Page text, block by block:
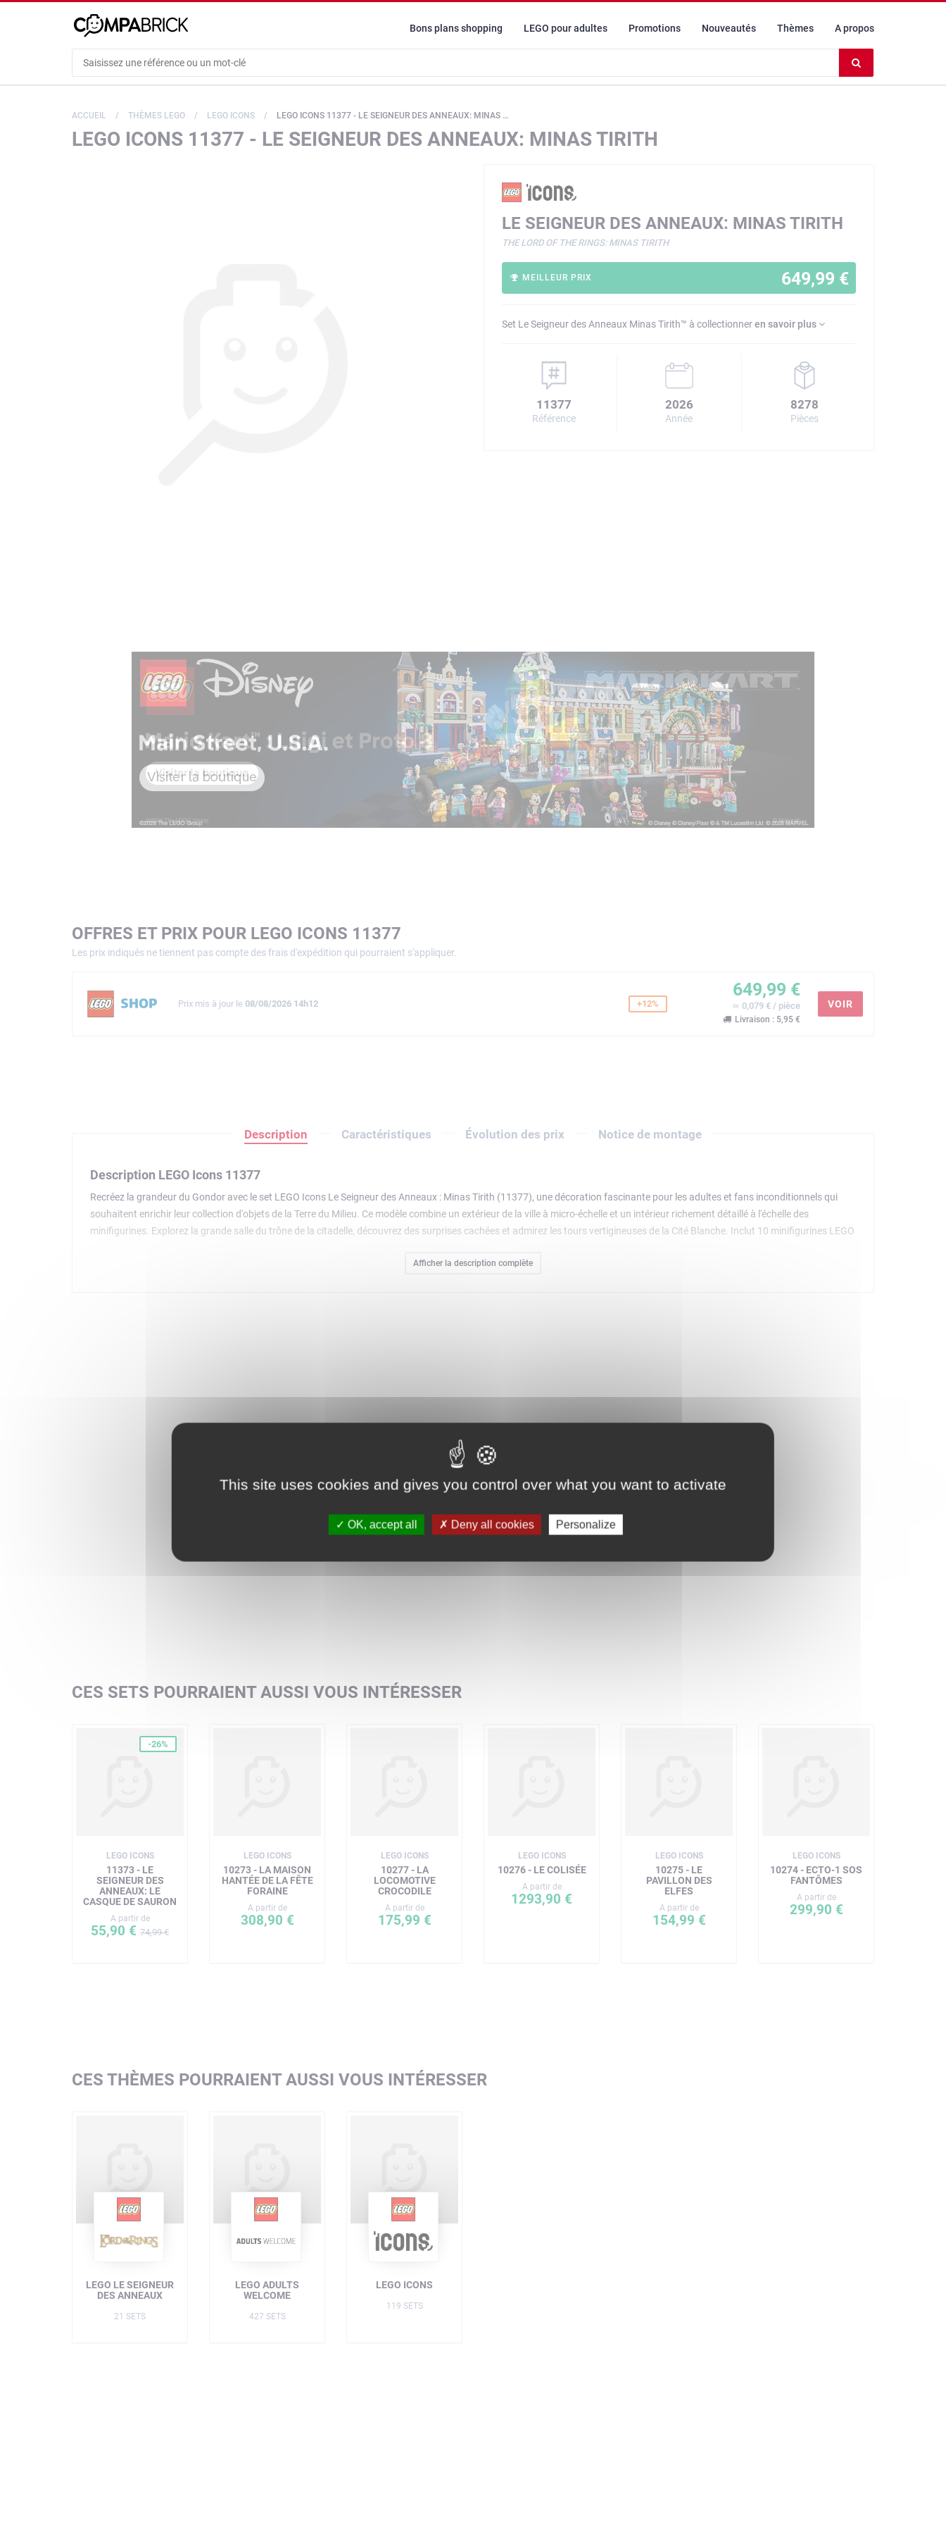
Bons plans shopping LEGO pour adultes Promotions Nouveautés Thèmes A propos
le
ACCUEIL THÈMES LEGO LEGO ICONS LEGO ICONS 11377 - LE SEIGNEUR DES ANNEAUX: MINAS TIRITH
LEGO ICONS 11377 - LE SEIGNEUR DES ANNEAUX: MINAS TIRITH
LE SEIGNEUR DES ANNEAUX: MINAS TIRITH
THE LORD OF THE RINGS: MINAS TIRITH
649,99 €
MEILLEUR PRIX
Set Le Seigneur des Anneaux Minas Tirith™ à collectionneren savoir plus
11377
Référence
2026
Année
8278
Pièces
OFFRES ET PRIX POUR LEGO ICONS 11377
Les prix indiqués ne tiennent pas compte des frais d'expédition qui pourraient s'appliquer.
Prix mis à jour le 08/08/2026 14h12 +12%
649,99 €
≃ 0,079 € / pièce
Livraison : 5,95 €
VOIR
Description Caractéristiques Évolution des prix Notice de montage
Description LEGO Icons 11377
Recréez la grandeur du Gondor avec le set LEGO Icons Le Seigneur des Anneaux : Minas Tirith (11377), une décoration fascinante pour les adultes et fans inconditionnels qui
souhaitent enrichir leur collection d'objets de la Terre du Milieu. Ce modèle combine un extérieur de la ville à micro-échelle et un intérieur richement détaillé à l'échelle des
minifigurines. Explorez la grande salle du trône de la citadelle, découvrez des surprises cachées et admirez les tours vertigineuses de la Cité Blanche. Inclut 10 minifigurines LEGO
inspirés des films incluent des casques et des boucliers du Gondor, ainsi que la couronne d'Aragorn. L'application LEGO Builder propose une expérience de construction enrichie
Afficher la description complète
CES SETS POURRAIENT AUSSI VOUS INTÉRESSER
-26%
LEGO ICONS
11373 - LE
SEIGNEUR DES
ANNEAUX: LE
CASQUE DE SAURON
A partir de
55,90 € 74,99 €
LEGO ICONS
10273 - LA MAISON
HANTÉE DE LA FÊTE
FORAINE
A partir de
308,90 €
LEGO ICONS
10277 - LA
LOCOMOTIVE
CROCODILE
A partir de
175,99 €
LEGO ICONS
10276 - LE COLISÉE
A partir de
1293,90 €
LEGO ICONS
10275 - LE
PAVILLON DES
ELFES
A partir de
154,99 €
LEGO ICONS
10274 - ECTO-1 SOS
FANTÔMES
A partir de
299,90 €
CES THÈMES POURRAIENT AUSSI VOUS INTÉRESSER
LEGO LE SEIGNEUR
DES ANNEAUX
21 SETS
LEGO ADULTS
WELCOME
427 SETS
LEGO ICONS
119 SETS
This site uses cookies and gives you control over what you want to activate
OK, accept all Deny all cookies Personalize